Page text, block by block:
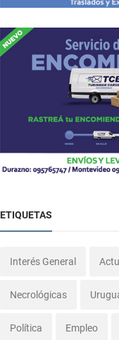
ETIQUETAS
Interés General
Necrológicas
Política Empleo